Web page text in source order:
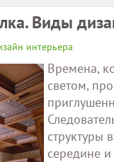
Виды
интерьера
Времена,
светом,
структуры
середине